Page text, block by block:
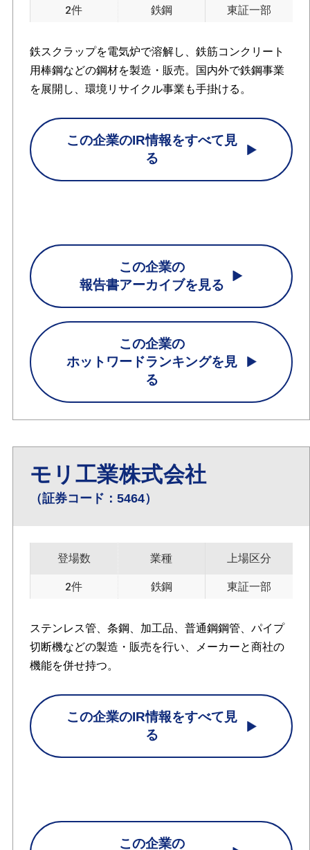
2件 鉄鋼 東証一部
鉄スクラップを電気炉で溶解し、鉄筋コンクリート
用棒鋼などの鋼材を製造・販売。国内外で鉄鋼事業
を展開し、環境リサイクル事業も手掛ける。
この企業のIR情報をすべて見
る
この企業の
報告書アーカイブを見る
この企業の
ホットワードランキングを見
る
モリ工業株式会社
（証券コード：5464）
登場数
2件
業種
鉄鋼
上場区分
東証一部
ステンレス管、条鋼、加工品、普通鋼鋼管、パイプ
切断機などの製造・販売を行い、メーカーと商社の
機能を併せ持つ。
この企業のIR情報をすべて見
る
この企業の